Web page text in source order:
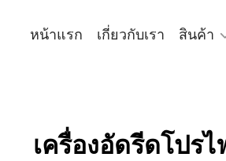
หน้าแรก เกี่ยวกับเรา สินค้า
เครื่องอัดรีดโปร